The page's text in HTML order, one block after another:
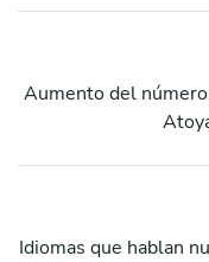
Aumento del
Idiomas que hablan